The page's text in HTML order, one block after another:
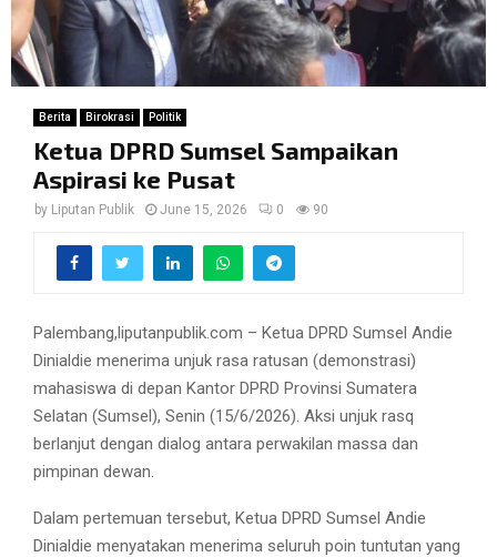
Berita Birokrasi Politik
Ketua DPRD Sumsel Sampaikan
Aspirasi ke Pusat
by Liputan Publik June 15, 2026 0 90
Palembang,liputanpublik.com – Ketua DPRD Sumsel Andie
Dinialdie menerima unjuk rasa ratusan (demonstrasi)
mahasiswa di depan Kantor DPRD Provinsi Sumatera
Selatan (Sumsel), Senin (15/6/2026). Aksi unjuk rasq
berlanjut dengan dialog antara perwakilan massa dan
pimpinan dewan.
Dalam pertemuan tersebut, Ketua DPRD Sumsel Andie
Dinialdie menyatakan menerima seluruh poin tuntutan yang